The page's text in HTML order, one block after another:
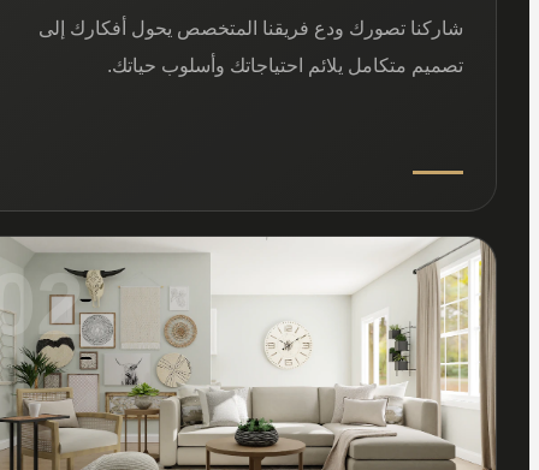
شاركنا تصورك ودع فريقنا المتخصص يحول أفكارك إلى
تصميم متكامل يلائم احتياجاتك وأسلوب حياتك.
02